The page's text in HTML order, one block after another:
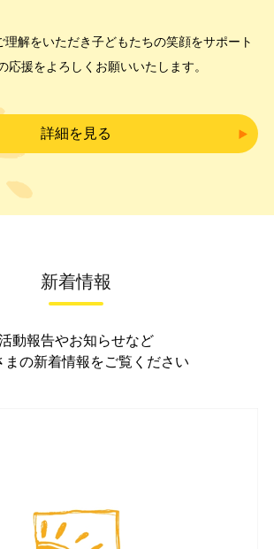
解をいただき子どもたちの笑顔をサポート
応援をよろしくお願いいたします。
詳細を見る
新着情報
動報告やお知らせなど
まの新着情報をご覧ください